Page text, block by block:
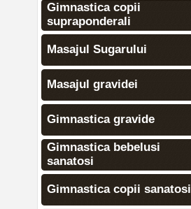
Gimnastica copii
supraponderali
Masajul Sugarului
Masajul gravidei
Gimnastica gravide
Gimnastica bebelusi
sanatosi
Gimnastica copii sanatosi